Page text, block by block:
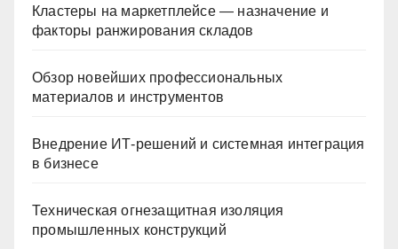
Кластеры на маркетплейсе — назначение и
факторы ранжирования складов
Обзор новейших профессиональных
материалов и инструментов
Внедрение ИТ-решений и системная интеграция
в бизнесе
Техническая огнезащитная изоляция
промышленных конструкций